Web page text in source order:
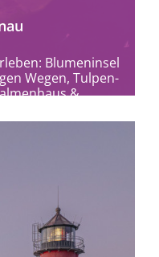
Blumeninsel
Wegen, Tulpen-
&